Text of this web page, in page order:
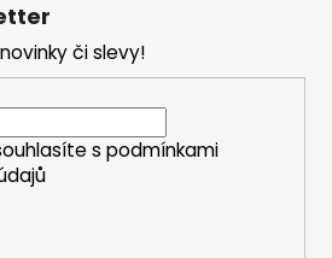
p
r
v
k
y
í či slevy!
s podmínkami